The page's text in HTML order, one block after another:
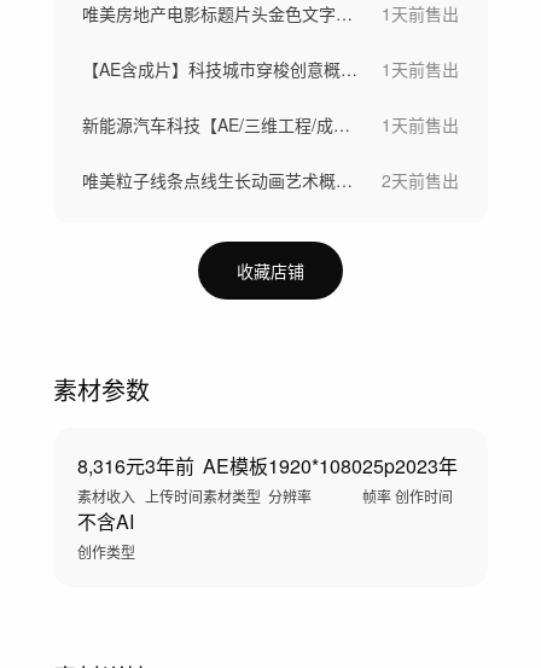
唯美房地产电影标题片头金色文字标题字幕 1天前售出
【AE含成片】科技城市穿梭创意概念大数据 1天前售出
新能源汽车科技【AE/三维工程/成片】 1天前售出
唯美粒子线条点线生长动画艺术概念创意视频 2天前售出
收藏店铺
素材参数
8,316元
素材收入
3年前
上传时间
AE模板
素材类型
1920*1080
分辨率
25p
帧率
2023年
创作时间
不含AI
创作类型